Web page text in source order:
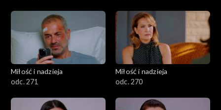
Miłość i nadzieja
odc. 271
Miłość i nadzieja
odc. 270